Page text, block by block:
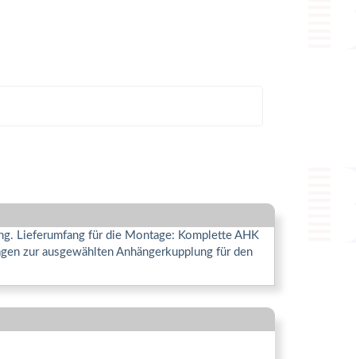
Lieferumfang für die Montage: Komplette AHK
zur ausgewählten Anhängerkupplung für den